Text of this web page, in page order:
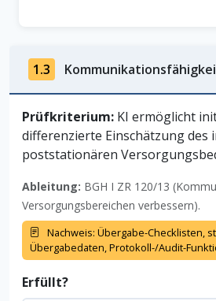
1.3
Prüfkriterium: KI ermöglicht
differenzierte Einschätzung des
poststationären
Ableitung: BGH I ZR 120/13
Versorgungsbereichen verbessern).
Nachweis: Übergabe-Checklisten,
Übergabedaten, Protokoll-/Audit-
Erfüllt?